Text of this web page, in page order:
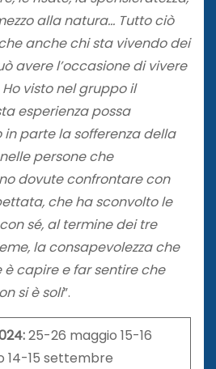
alla natura… Tutto ciò
anche chi sta vivendo dei
avere l’occasione di vivere
visto nel gruppo il
esperienza possa
parte la sofferenza della
persone che
dovute confrontare con
che ha sconvolto le
sé, al termine dei tre
la consapevolezza che
capire e far sentire che
si è soli”.
25-26 maggio 15-16
14-15 settembre